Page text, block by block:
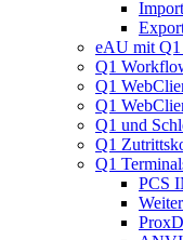
Import
eAU mit Q1
Q1
Q1
Q1
Q1 und
Q1
Q1
PCS